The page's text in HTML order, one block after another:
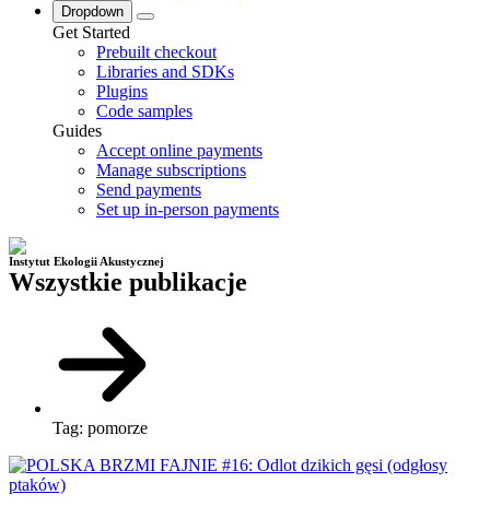
Dropdown
Get Started
Prebuilt checkout
Libraries and SDKs
Plugins
Code samples
Guides
Accept online payments
Manage subscriptions
Send payments
Set up in-person payments
Instytut Ekologii Akustycznej
Wszystkie publikacje
Tag: pomorze